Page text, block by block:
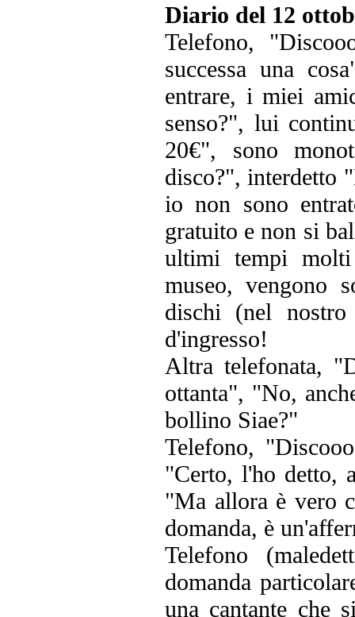
Diario del 12
Telefono,
successa una
entrare, i miei
senso?", lui
20€", sono
disco?", interdetto
io non sono
gratuito e non si
ultimi tempi
museo, vengono
dischi (nel
d'ingresso!
Altra telefonata,
ottanta", "No,
bollino Siae?"
Telefono,
"Certo, l'ho detto,
"Ma allora è vero
domanda, è
Telefono
domanda
una cantante che